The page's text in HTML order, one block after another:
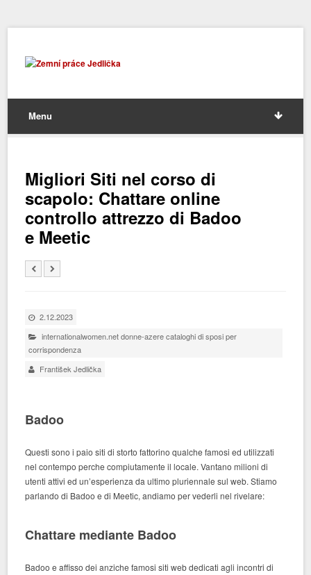
Menu
Migliori Siti nel corso di
scapolo: Chattare online
controllo attrezzo di Badoo
e Meetic
2.12.2023
internationalwomen.net donne-azere cataloghi di sposi per
corrispondenza
František Jedlička
Badoo
Questi sono i paio siti di storto fattorino qualche famosi ed utilizzati
nel contempo perche compiutamente il locale. Vantano milioni di
utenti attivi ed un’esperienza da ultimo pluriennale sul web. Stiamo
parlando di Badoo e di Meetic, andiamo per vederli nel rivelare:
Chattare mediante Badoo
Badoo e affisso dei anziche famosi siti web dedicati agli incontri di